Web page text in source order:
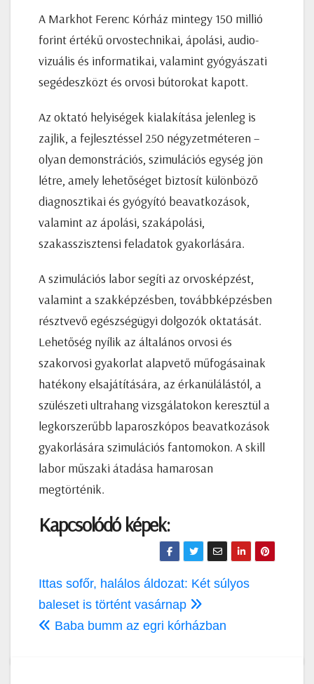
A Markhot Ferenc Kórház mintegy 150 millió
forint értékű orvostechnikai, ápolási, audio-
vizuális és informatikai, valamint gyógyászati
segédeszközt és orvosi bútorokat kapott.
Az oktató helyiségek kialakítása jelenleg is
zajlik, a fejlesztéssel 250 négyzetméteren –
olyan demonstrációs, szimulációs egység jön
létre, amely lehetőséget biztosít különböző
diagnosztikai és gyógyító beavatkozások,
valamint az ápolási, szakápolási,
szakasszisztensi feladatok gyakorlására.
A szimulációs labor segíti az orvosképzést,
valamint a szakképzésben, továbbképzésben
résztvevő egészségügyi dolgozók oktatását.
Lehetőség nyílik az általános orvosi és
szakorvosi gyakorlat alapvető műfogásainak
hatékony elsajátítására, az érkanülálástól, a
szülészeti ultrahang vizsgálatokon keresztül a
legkorszerűbb laparoszkópos beavatkozások
gyakorlására szimulációs fantomokon. A skill
labor műszaki átadása hamarosan
megtörténik.
Kapcsolódó képek:
Bejegyzés
navigáció
Ittas sofőr, halálos áldozat: Két súlyos
baleset is történt vasárnap
Baba bumm az egri kórházban